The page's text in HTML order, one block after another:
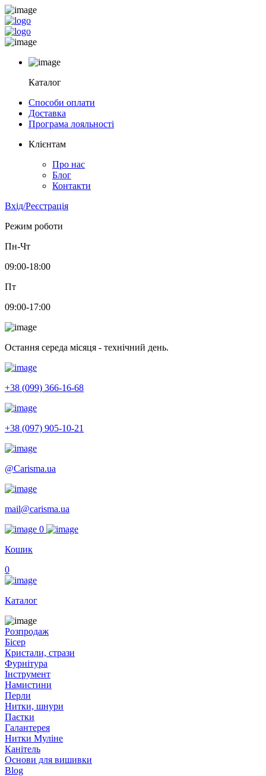
Каталог
Способи оплати
Доставка
Програма лояльності
Клієнтам
Про нас
Блог
Контакти
Вхід/Реєстрація
Режим роботи
Пн-Чт
09:00-18:00
Пт
09:00-17:00
Остання середа місяця - технічний день.
+38 (099) 366-16-68
+38 (097) 905-10-21
@Carisma.ua
mail@carisma.ua
0
Кошик
0
Каталог
Розпродаж
Бісер
Кристали, стрази
Фурнітура
Інструмент
Намистини
Перли
Нитки, шнури
Паєтки
Галантерея
Нитки Муліне
Канітель
Основи для вишивки
Blog